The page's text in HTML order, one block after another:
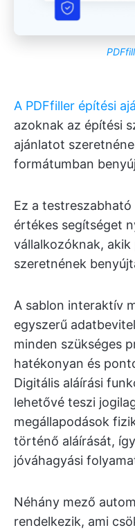
A PDFfiller építési
azoknak az építési
ajánlatot
formátumban
Ez a
értékes segítséget
vállalkozóknak,
szeretnének
A sablon interaktív
egyszerű
minden szükséges
hatékonyan és
Digitális aláírási
lehetővé teszi
megállapodások
történő aláírását,
jóváhagyási
Néhány mező
rendelkezik, ami